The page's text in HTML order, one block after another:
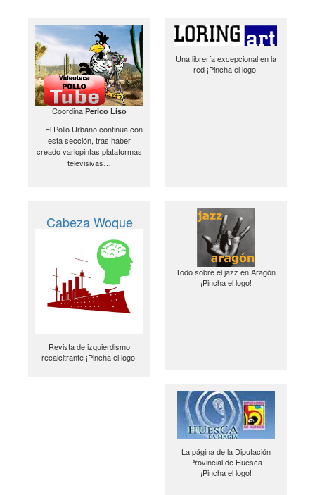
Coordina:Perico Liso
El Pollo Urbano continúa con
esta sección, tras haber
creado variopintas plataformas
televisivas…
Una librería excepcional en la
red ¡Pincha el logo!
Cabeza Woque
Revista de izquierdismo
recalcitrante ¡Pincha el logo!
Todo sobre el jazz en Aragón
¡Pincha el logo!
La página de la Diputación
Provincial de Huesca
¡Pincha el logo!